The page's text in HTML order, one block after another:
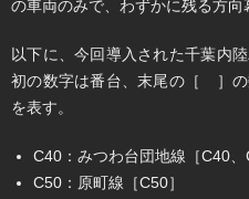
の車両のみで、わずかに残る方向
以下に、今回導入された千葉内
初の数字は番台、末尾の［ ］
を表す。
C40：みつわ台団地線［C40、
C50：原町線［C50］